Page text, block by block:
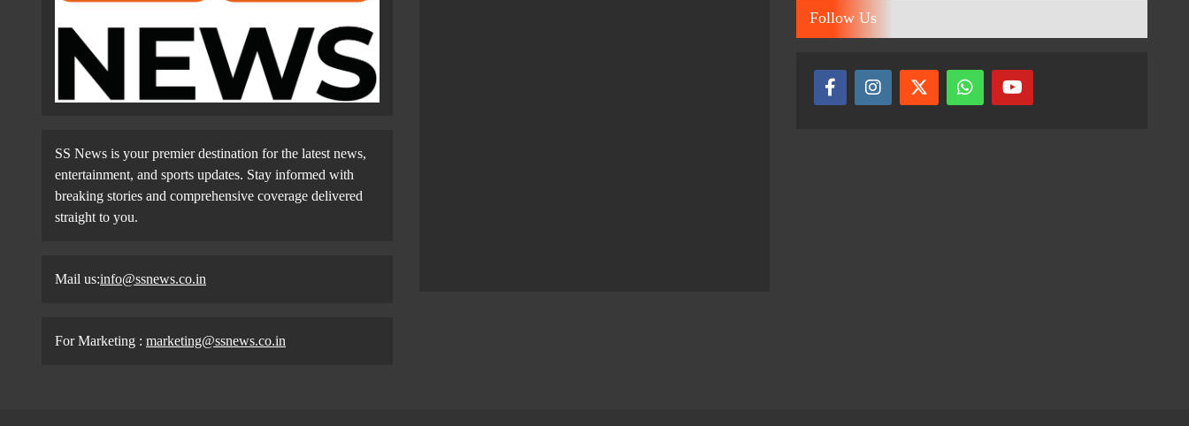
SS News is your premier destination for the latest news,
entertainment, and sports updates. Stay informed with
breaking stories and comprehensive coverage delivered
straight to you.
Mail us:info@ssnews.co.in
For Marketing : marketing@ssnews.co.in
Follow Us